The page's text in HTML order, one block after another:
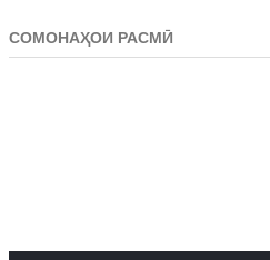
СОМОНАҲОИ РАСМӢ